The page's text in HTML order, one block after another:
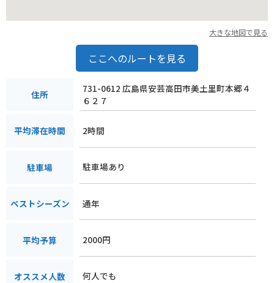
大きな地図で見る
ここへのルートを見る
住所
731-0612 広島県安芸高田市美土里町本郷４
６２７
平均滞在時間 2時間
駐車場 駐車場あり
ベストシーズン 通年
平均予算 2000円
オススメ人数 何人でも